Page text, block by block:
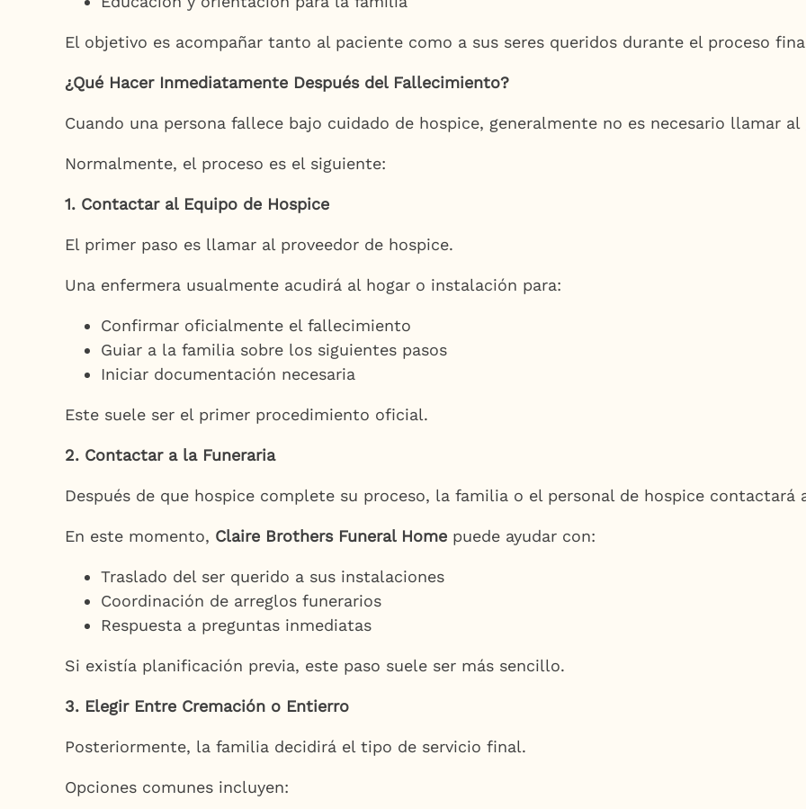
El objetivo es acompañar tanto al paciente como a sus seres queridos durante el proceso
¿Qué Hacer Inmediatamente Después del Fallecimiento?
Cuando una persona fallece bajo cuidado de hospice, generalmente no es necesario llamar al
Normalmente, el proceso es el siguiente:
1. Contactar al Equipo de Hospice
El primer paso es llamar al proveedor de hospice.
Una enfermera usualmente acudirá al hogar o instalación para:
Confirmar oficialmente el fallecimiento
Guiar a la familia sobre los siguientes pasos
Iniciar documentación necesaria
Este suele ser el primer procedimiento oficial.
2. Contactar a la Funeraria
Después de que hospice complete su proceso, la familia o el personal de hospice contactará
En este momento, Claire Brothers Funeral Home puede ayudar con:
Traslado del ser querido a sus instalaciones
Coordinación de arreglos funerarios
Respuesta a preguntas inmediatas
Si existía planificación previa, este paso suele ser más sencillo.
3. Elegir Entre Cremación o Entierro
Posteriormente, la familia decidirá el tipo de servicio final.
Opciones comunes incluyen: